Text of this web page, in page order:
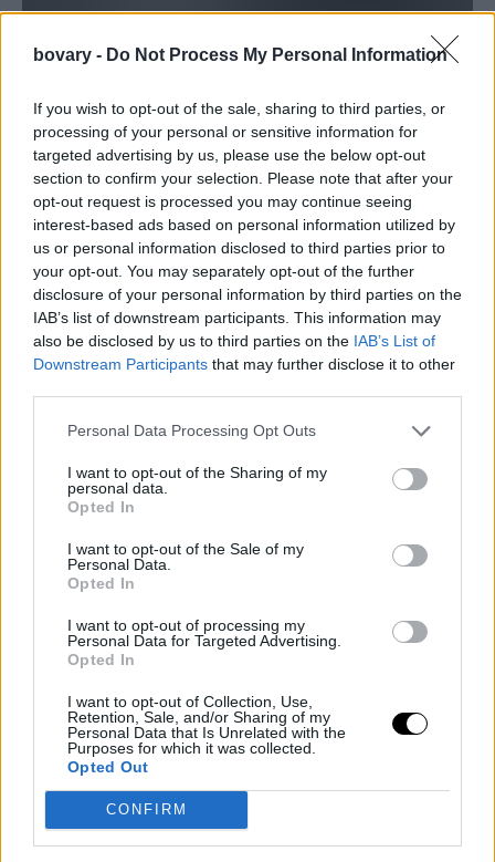
bovary - Do Not Process My Personal Information
If you wish to opt-out of the sale, sharing to third parties, or
processing of your personal or sensitive information for
targeted advertising by us, please use the below opt-out
section to confirm your selection. Please note that after your
opt-out request is processed you may continue seeing
interest-based ads based on personal information utilized by
us or personal information disclosed to third parties prior to
your opt-out. You may separately opt-out of the further
disclosure of your personal information by third parties on the
IAB’s list of downstream participants. This information may
also be disclosed by us to third parties on the IAB’s List of
Downstream Participants that may further disclose it to other
Personal Data Processing Opt Outs
I want to opt-out of the Sharing of my
personal data.
Opted In
I want to opt-out of the Sale of my
Personal Data.
Opted In
I want to opt-out of processing my
Personal Data for Targeted Advertising.
Opted In
I want to opt-out of Collection, Use,
Retention, Sale, and/or Sharing of my
Personal Data that Is Unrelated with the
Purposes for which it was collected.
Opted Out
CONFIRM
3 ζώδια που θα είναι άτυχα στα οικονομικά τους
τον Ιούνιο -Χρέη, έξοδα και λάθος αποφάσεις
ASTROLOGY ⸻31 MAY 2025
LIVING
οικονομική ανάκαμψη τις επόμενες ημέρες
ASTROLOGY ⸻19 MAY 2025